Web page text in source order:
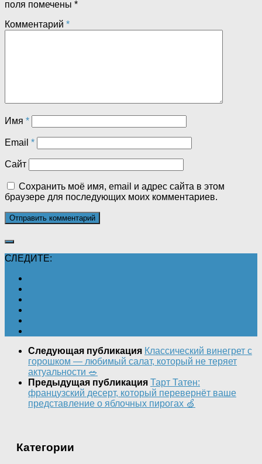
поля помечены *
Комментарий *
Имя *
Email *
Сайт
Сохранить моё имя, email и адрес сайта в этом
браузере для последующих моих комментариев.
СЛЕДИТЕ:
Следующая публикация Классический винегрет с
горошком — любимый салат, который не теряет
актуальности 🥗
Предыдущая публикация Тарт Татен:
французский десерт, который перевернёт ваше
представление о яблочных пирогах 🍏
Категории